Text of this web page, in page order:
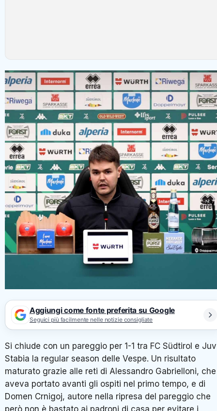
Aggiungi come fonte preferita su Google
Seguici più facilmente nelle notizie consigliate
Si chiude con un pareggio per 1-1 tra FC Südtirol e
Stabia la regular season delle Vespe. Un risultato
maturato grazie alle reti di Alessandro Gabrielloni, che
aveva portato avanti gli ospiti nel primo tempo, e di
Domen Crnigoj, autore nella ripresa del pareggio che
però non è bastato ai padroni di casa per evitare i